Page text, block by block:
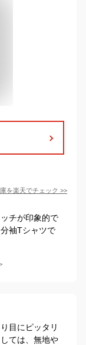
を楽天でチェック >>
チが印象的で
袖Tシャツで
目にピッタリ
ては、無地や